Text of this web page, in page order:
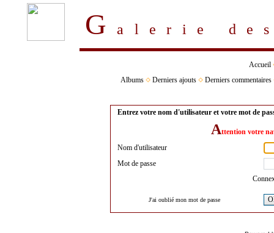
Galerie
Accueil
Albums
Derniers ajouts Derniers commentaires
Entrez votre nom d'utilisateur et votre mot de
Attention votre
Nom d'utilisateur
Mot de passe
J'ai oublié mon mot de passe